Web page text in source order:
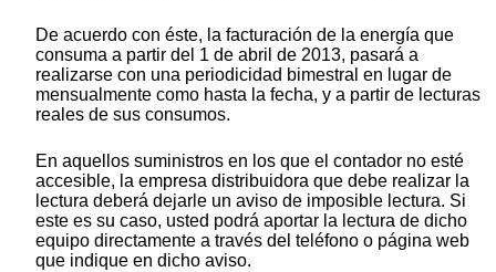
De acuerdo con éste, la facturación de la energía que
consuma a partir del 1 de abril de 2013, pasará a
realizarse con una periodicidad bimestral en lugar de
mensualmente como hasta la fecha, y a partir de lecturas
reales de sus consumos.
En aquellos suministros en los que el contador no esté
accesible, la empresa distribuidora que debe realizar la
lectura deberá dejarle un aviso de imposible lectura. Si
este es su caso, usted podrá aportar la lectura de dicho
equipo directamente a través del teléfono o página web
que indique en dicho aviso.